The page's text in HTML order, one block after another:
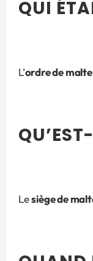
QUI
L’ordre de malte
Le siège de